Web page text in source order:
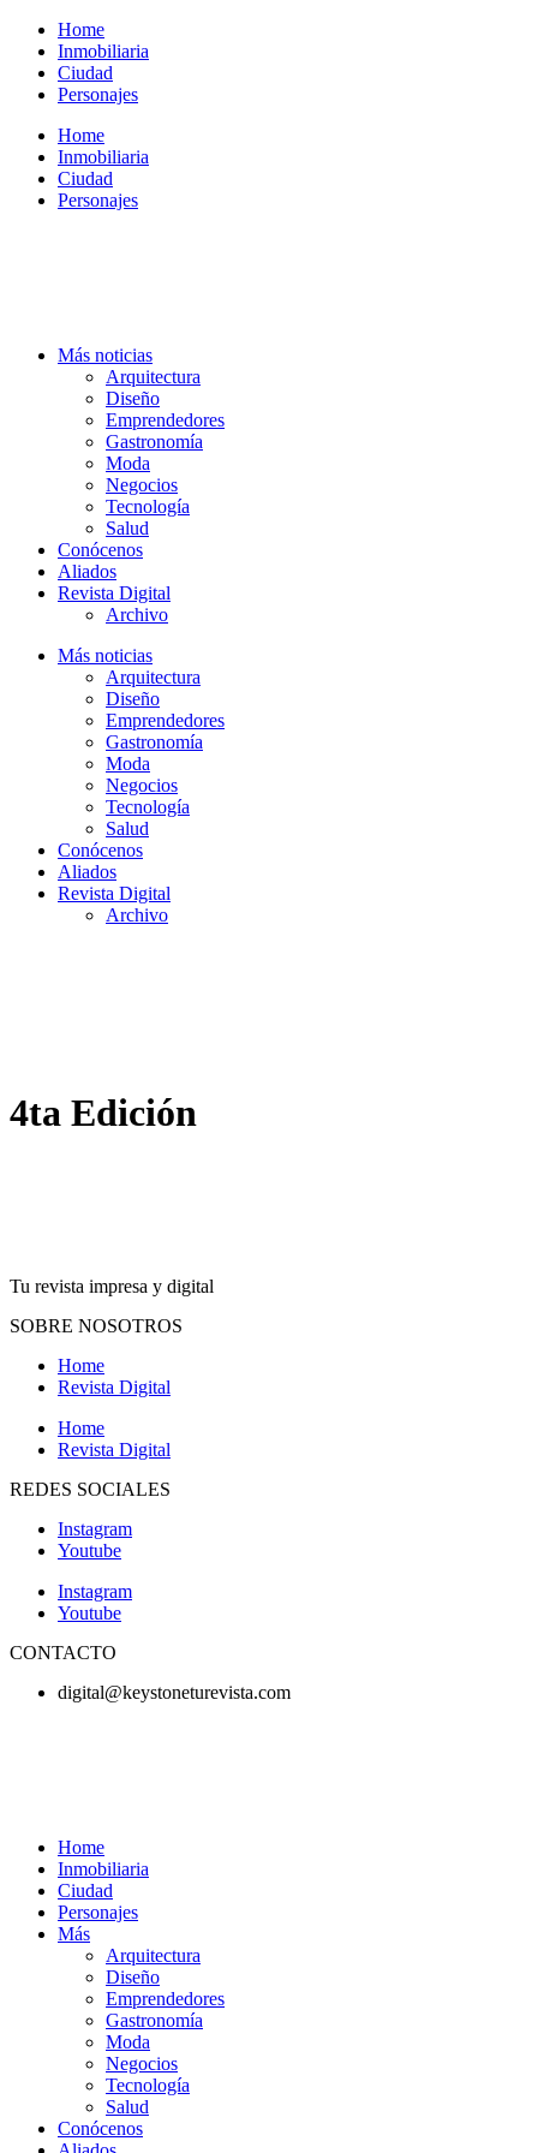
contenido
Home
Inmobiliaria
Ciudad
Personajes
Home
Inmobiliaria
Ciudad
Personajes
Más noticias
Arquitectura
Diseño
Emprendedores
Gastronomía
Moda
Negocios
Tecnología
Salud
Conócenos
Aliados
Revista Digital
Archivo
Más noticias
Arquitectura
Diseño
Emprendedores
Gastronomía
Moda
Negocios
Tecnología
Salud
Conócenos
Aliados
Revista Digital
Archivo
4ta Edición
Tu revista impresa y digital
SOBRE NOSOTROS
Home
Revista Digital
Home
Revista Digital
REDES SOCIALES
Instagram
Youtube
Instagram
Youtube
CONTACTO
digital@keystoneturevista.com
Home
Inmobiliaria
Ciudad
Personajes
Más
Arquitectura
Diseño
Emprendedores
Gastronomía
Moda
Negocios
Tecnología
Salud
Conócenos